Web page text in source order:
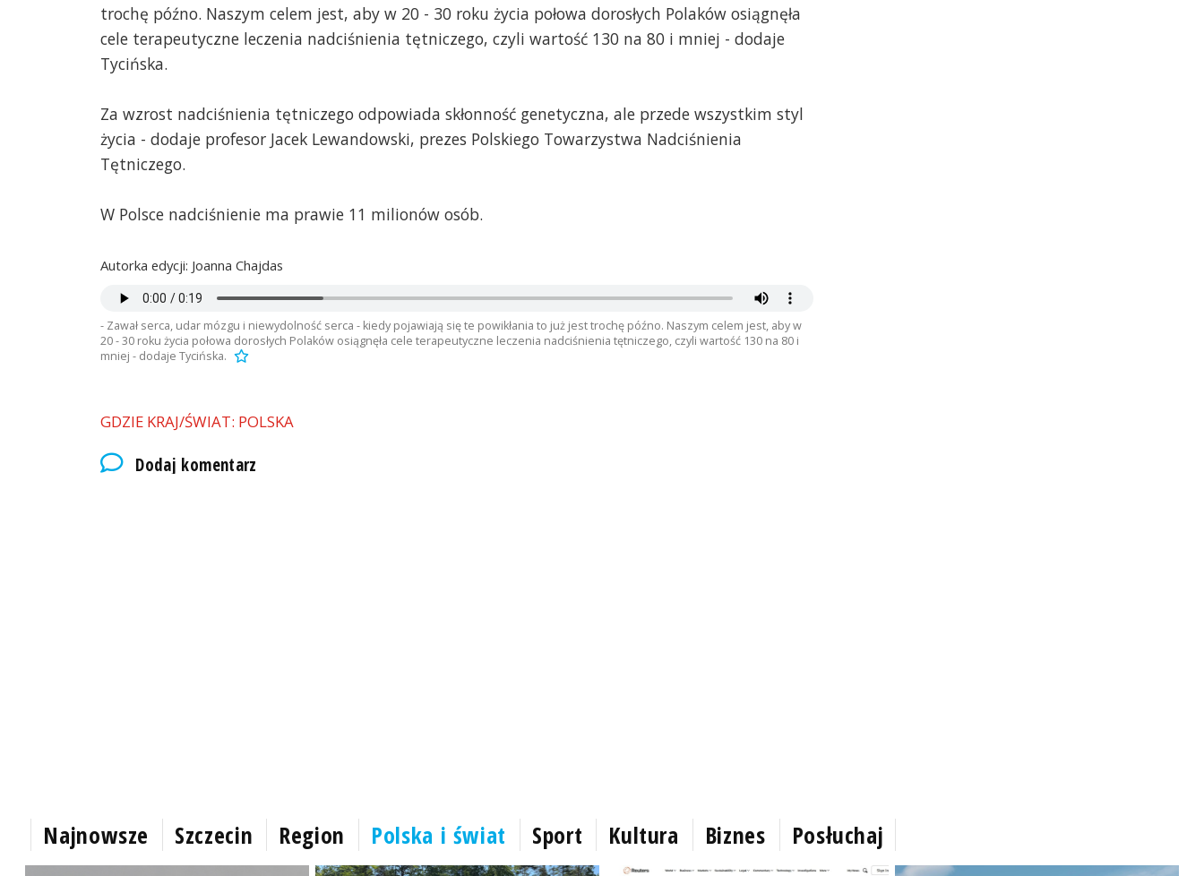
trochę późno. Naszym celem jest, aby w 20 - 30 roku życia połowa dorosłych Polaków osiągnęła
cele terapeutyczne leczenia nadciśnienia tętniczego, czyli wartość 130 na 80 i mniej - dodaje
Tycińska.
Za wzrost nadciśnienia tętniczego odpowiada skłonność genetyczna, ale przede wszystkim styl
życia - dodaje profesor Jacek Lewandowski, prezes Polskiego Towarzystwa Nadciśnienia
Tętniczego.
W Polsce nadciśnienie ma prawie 11 milionów osób.
Autorka edycji: Joanna Chajdas
- Zawał serca, udar mózgu i niewydolność serca - kiedy pojawiają się te powikłania to już jest trochę późno. Naszym celem jest, aby w
20 - 30 roku życia połowa dorosłych Polaków osiągnęła cele terapeutyczne leczenia nadciśnienia tętniczego, czyli wartość 130 na 80 i
mniej - dodaje Tycińska.
GDZIE KRAJ/ŚWIAT: POLSKA
Dodaj komentarz
Najnowsze Szczecin Region Polska i świat Sport Kultura Biznes Posłuchaj